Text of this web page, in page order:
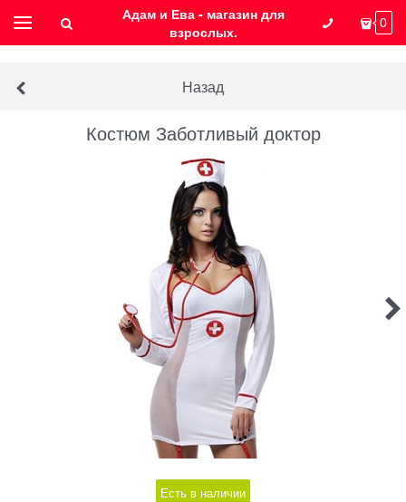
Адам и Ева - магазин для
взрослых.
0
Назад
Костюм Заботливый доктор
Есть в наличии